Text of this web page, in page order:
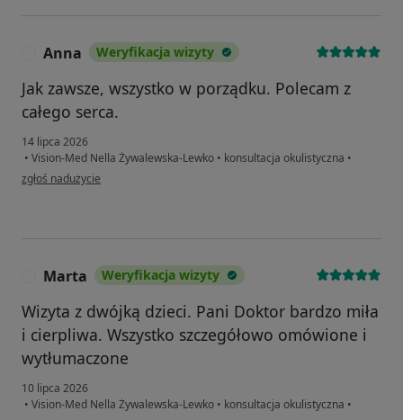
Anna Weryfikacja wizyty
Jak zawsze, wszystko w porządku. Polecam z
całego serca.
14 lipca 2026
• Vision-Med Nella Żywalewska-Lewko • konsultacja okulistyczna •
w opinii użytkownika Anna
zgłoś nadużycie
Marta Weryfikacja wizyty
Wizyta z dwójką dzieci. Pani Doktor bardzo miła
i cierpliwa. Wszystko szczegółowo omówione i
wytłumaczone
10 lipca 2026
• Vision-Med Nella Żywalewska-Lewko • konsultacja okulistyczna •